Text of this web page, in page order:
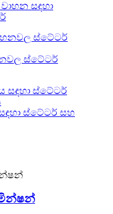
සඳහා
ස්ටේටර්
ස්ටේටර් සහ